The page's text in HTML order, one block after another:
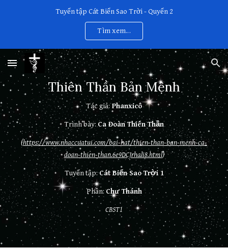
Tuyển tập Cát Biển Sao Trời - Quyển 2
Tìm xem...
Thiên Thần Bản Mệnh
Tác giả:Phanxicô
Trình bày:Ca Đoàn Thiên Thần
(https://www.nhaccuatui.com/bai-hat/thien-than-ban-menh-ca-
doan-thien-than.6e9DCJrhali8.html)
Tuyển tập:Cát Biển Sao Trời 1
Phần:Chư Thánh
CBST1